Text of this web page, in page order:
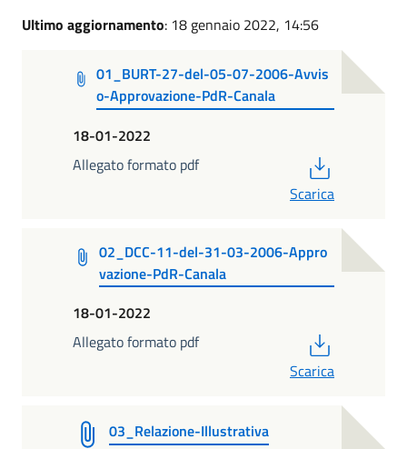
Ultimo aggiornamento: 18 gennaio 2022, 14:56
01_BURT-27-del-05-07-2006-Avvis
o-Approvazione-PdR-Canala
18-01-2022
Allegato formato pdf
Scarica
02_DCC-11-del-31-03-2006-Appro
vazione-PdR-Canala
18-01-2022
Allegato formato pdf
Scarica
03_Relazione-Illustrativa